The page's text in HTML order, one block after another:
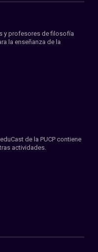
y profesores de filosofía
la enseñanza de la
de la PUCP contiene
actividades.